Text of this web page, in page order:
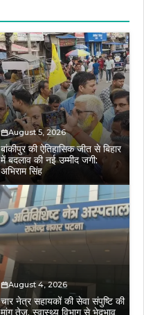
August 5, 2026
बांकीपुर की ऐतिहासिक जीत से बिहार
में बदलाव की नई उम्मीद जगी:
अभिराम सिंह
August 4, 2026
चार नेत्र सहायकों की सेवा संपुष्टि की